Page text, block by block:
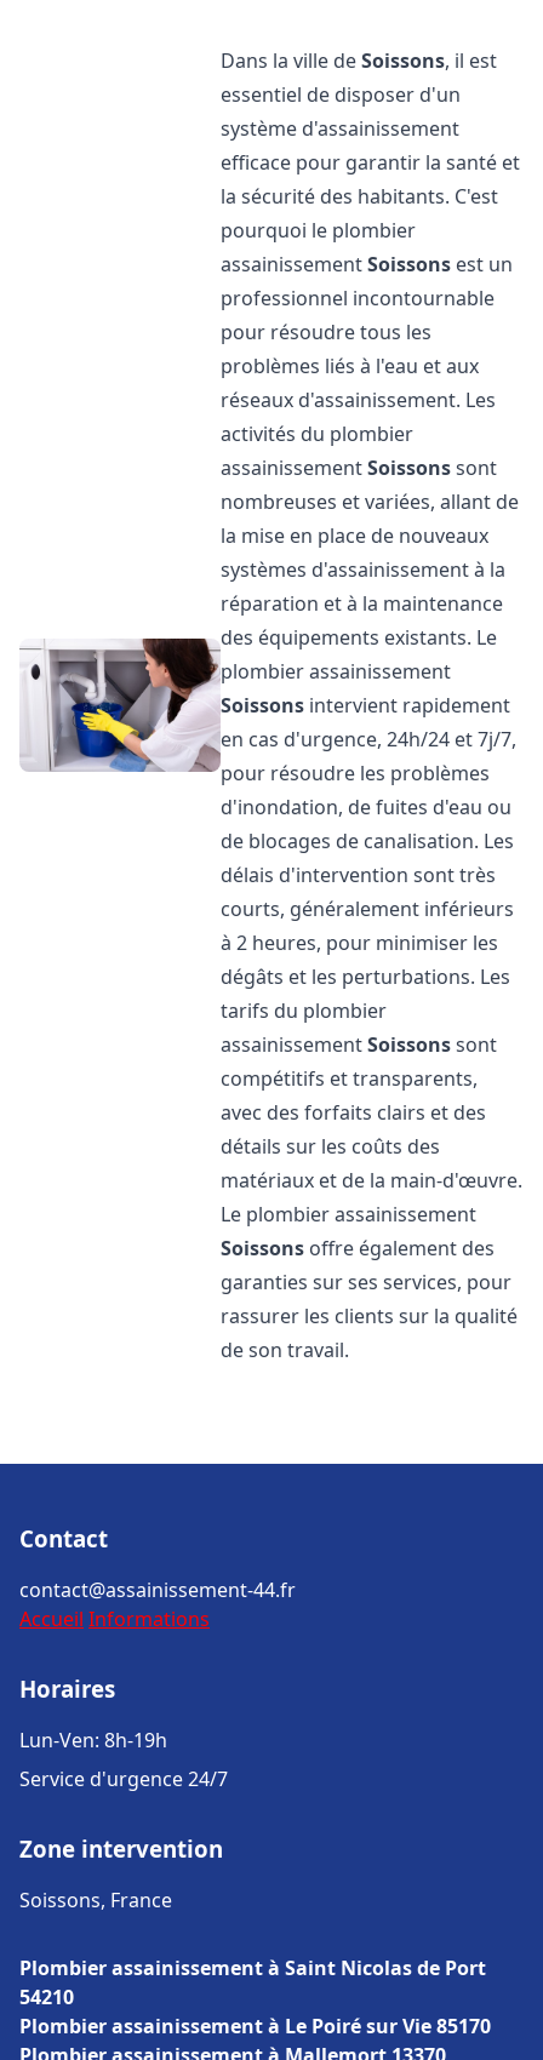
Dans la ville deSoissons, il est
essentiel de disposer d'un
système d'assainissement
efficace pour garantir la santé et
la sécurité des habitants. C'est
pourquoi le plombier
assainissementSoissons est un
professionnel incontournable
pour résoudre tous les
problèmes liés à l'eau et aux
réseaux d'assainissement. Les
activités du plombier
assainissementSoissonssont
nombreuses et variées, allant de
la mise en place de nouveaux
systèmes d'assainissement à la
réparation et à la maintenance
des équipements existants. Le
plombier assainissement
Soissons intervient rapidement
en cas d'urgence, 24h/24 et 7j/7,
pour résoudre les problèmes
d'inondation, de fuites d'eau ou
de blocages de canalisation. Les
délais d'intervention sont très
courts, généralement inférieurs
à 2 heures, pour minimiser les
dégâts et les perturbations. Les
tarifs du plombier
assainissementSoissonssont
compétitifs et transparents,
avec des forfaits clairs et des
détails sur les coûts des
matériaux et de la main-d'œuvre.
Le plombier assainissement
Soissons offre également des
garanties sur ses services, pour
rassurer les clients sur la qualité
de son travail.
Contact
contact@assainissement-44.fr
Accueil Informations
Horaires
Lun-Ven: 8h-19h
Service d'urgence 24/7
Zone intervention
Soissons, France
Plombier assainissement à Saint Nicolas de Port
54210
Plombier assainissement à Le Poiré sur Vie 85170